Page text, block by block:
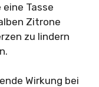
Tasse
Zitrone
zu lindern
Wirkung bei